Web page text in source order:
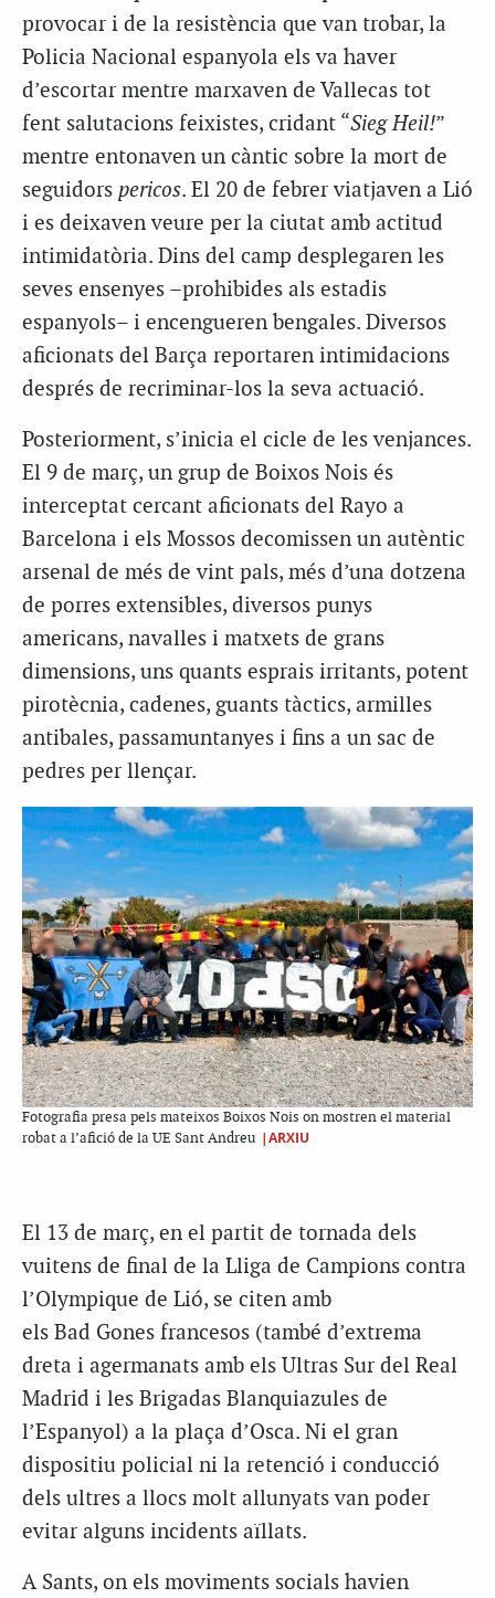
provocar i de la resistència que van trobar, la
Policia Nacional espanyola els va haver
d’escortar mentre marxaven de Vallecas tot
fent salutacions feixistes, cridant “Sieg Heil!”
mentre entonaven un càntic sobre la mort de
seguidors pericos. El 20 de febrer viatjaven a Lió
i es deixaven veure per la ciutat amb actitud
intimidatòria. Dins del camp desplegaren les
seves ensenyes –prohibides als estadis
espanyols– i encengueren bengales. Diversos
aficionats del Barça reportaren intimidacions
després de recriminar-los la seva actuació.
Posteriorment, s’inicia el cicle de les venjances.
El 9 de març, un grup de Boixos Nois és
interceptat cercant aficionats del Rayo a
Barcelona i els Mossos decomissen un autèntic
arsenal de més de vint pals, més d’una dotzena
de porres extensibles, diversos punys
americans, navalles i matxets de grans
dimensions, uns quants esprais irritants, potent
pirotècnia, cadenes, guants tàctics, armilles
antibales, passamuntanyes i fins a un sac de
pedres per llençar.
Fotografia presa pels mateixos Boixos Nois on mostren el material
robat a l’afició de la UE Sant Andreu |ARXIU
El 13 de març, en el partit de tornada dels
vuitens de final de la Lliga de Campions contra
l’Olympique de Lió, se citen amb
els Bad Gones francesos (també d’extrema
dreta i agermanats amb els Ultras Sur del Real
Madrid i les Brigadas Blanquiazules de
l’Espanyol) a la plaça d’Osca. Ni el gran
dispositiu policial ni la retenció i conducció
dels ultres a llocs molt allunyats van poder
evitar alguns incidents aïllats.
A Sants, on els moviments socials havien